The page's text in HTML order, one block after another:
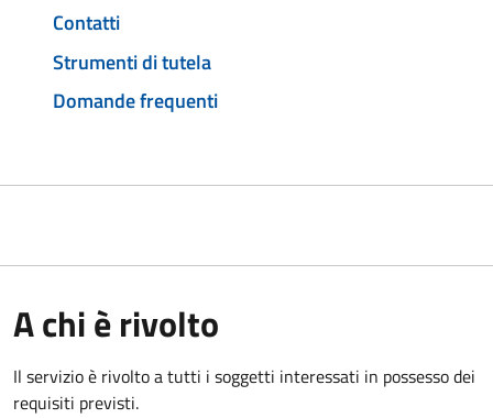
Contatti
Strumenti di tutela
Domande frequenti
A chi è rivolto
Il servizio è rivolto a tutti i soggetti interessati in possesso dei
requisiti previsti.